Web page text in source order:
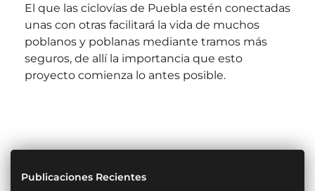
El que las ciclovías de Puebla estén conectadas
unas con otras facilitará la vida de muchos
poblanos y poblanas mediante tramos más
seguros, de allí la importancia que esto
proyecto comienza lo antes posible.
Publicaciones Recientes